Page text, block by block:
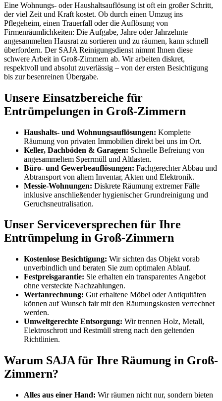
Eine Wohnungs- oder Haushaltsauflösung ist oft ein großer Schritt,
der viel Zeit und Kraft kostet. Ob durch einen Umzug ins
Pflegeheim, einen Trauerfall oder die Auflösung von
Firmenräumlichkeiten: Die Aufgabe, Jahre oder Jahrzehnte
angesammelten Hausrat zu sortieren und zu räumen, kann schnell
überfordern. Der SAJA Reinigungsdienst nimmt Ihnen diese
schwere Arbeit in Groß-Zimmern ab. Wir arbeiten diskret,
respektvoll und absolut zuverlässig – von der ersten Besichtigung
bis zur besenreinen Übergabe.
Unsere Einsatzbereiche für
Entrümpelungen in Groß-Zimmern
Haushalts- und Wohnungsauflösungen: Komplette
Räumung von privaten Immobilien direkt bei uns im Ort.
Keller, Dachböden & Garagen: Schnelle Befreiung von
angesammeltem Sperrmüll und Altlasten.
Büro- und Gewerbeauflösungen: Fachgerechter Abbau und
Abtransport von altem Inventar, Akten und Elektronik.
Messie-Wohnungen: Diskrete Räumung extremer Fälle
inklusive anschließender hygienischer Grundreinigung und
Geruchsneutralisation.
Unser Serviceversprechen für Ihre
Entrümpelung in Groß-Zimmern
Kostenlose Besichtigung: Wir sichten das Objekt vorab
unverbindlich und beraten Sie zum optimalen Ablauf.
Festpreisgarantie: Sie erhalten ein transparentes Angebot
ohne versteckte Nachzahlungen.
Wertanrechnung: Gut erhaltene Möbel oder Antiquitäten
können auf Wunsch fair mit den Räumungskosten verrechnet
werden.
Umweltgerechte Entsorgung: Wir trennen Holz, Metall,
Elektroschrott und Restmüll streng nach den geltenden
Richtlinien.
Warum SAJA für Ihre Räumung in Groß-
Zimmern?
Alles aus einer Hand: Wir räumen nicht nur, sondern bieten